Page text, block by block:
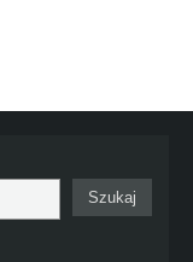
Szukaj